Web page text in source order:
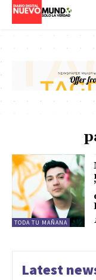
TODA TU MAÑANA
Latest